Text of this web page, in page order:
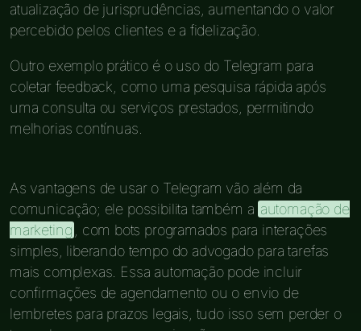
atualização de jurisprudências, aumentando o valor
percebido pelos clientes e a fidelização.
Outro exemplo prático é o uso do Telegram para
coletar feedback, como uma pesquisa rápida após
uma consulta ou serviços prestados, permitindo
melhorias contínuas.
As vantagens de usar o Telegram vão além da
comunicação; ele possibilita também a automação de
marketing , com bots programados para interações
simples, liberando tempo do advogado para tarefas
mais complexas. Essa automação pode incluir
confirmações de agendamento ou o envio de
lembretes para prazos legais, tudo isso sem perder o